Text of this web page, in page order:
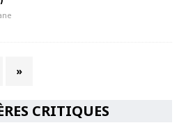
»
CRITIQUES